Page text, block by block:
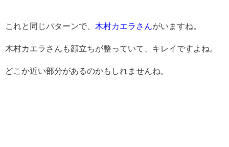
これと同じパターンで、 木村カエラさん がいますね。
木村カエラさんも顔立ちが整っていて、キレイですよね。
どこか近い部分があるのかもしれませんね。